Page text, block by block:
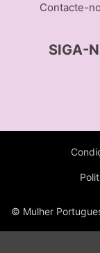
Contacte-
SIGA-
© Mulher